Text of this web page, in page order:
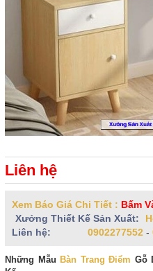
Liên hệ
Xem Báo Giá Chi Tiết : Bấm
Xưởng Thiết Kế Sản Xuất:
Liên hệ:
0902277552 -
Những Mẫu Bàn Trang Điểm Gỗ